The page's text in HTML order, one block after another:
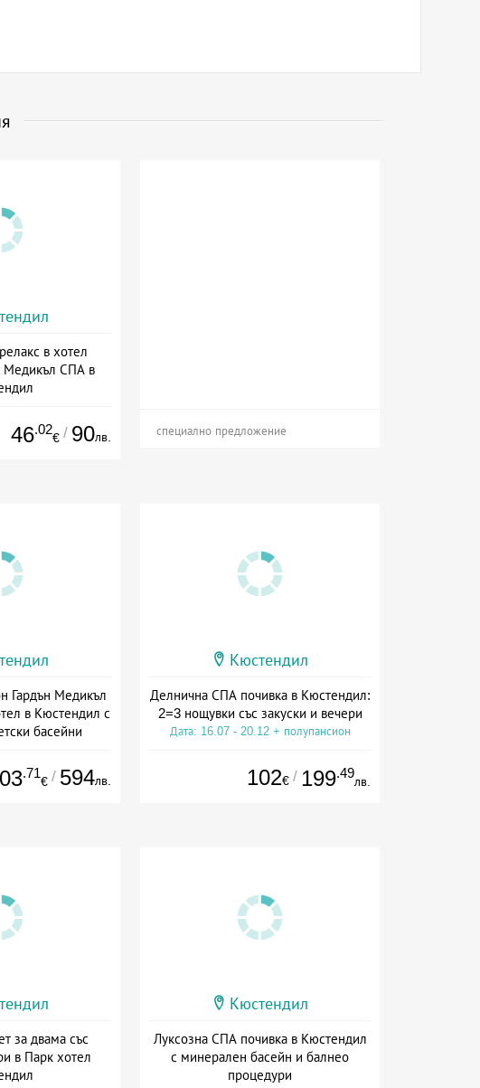
в хотел
Медикъл СПА в
46.02
€ / 90лв. специално предложение
Гардън Медикъл
в Кюстендил с
басейни
.71
€ / 594лв.
Кюстендил
Делнична СПА почивка в Кюстендил:
2=3 нощувки със закуски и вечери
Дата: 16.07 - 20.12 + полупансион
102€ / 199.49
лв.
за двама със
в Парк хотел
Кюстендил
Луксозна СПА почивка в Кюстендил
с минерален басейн и балнео
процедури